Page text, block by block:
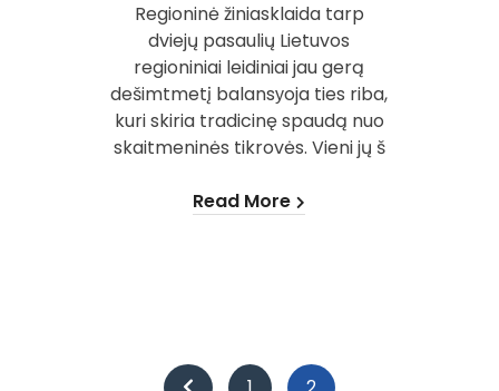
Regioninė žiniasklaida tarp
dviejų pasaulių Lietuvos
regioniniai leidiniai jau gerą
dešimtmetį balansуoja ties riba,
kuri skiria tradicinę spaudą nuo
skaitmeninės tikrovės. Vieni jų š
Read More